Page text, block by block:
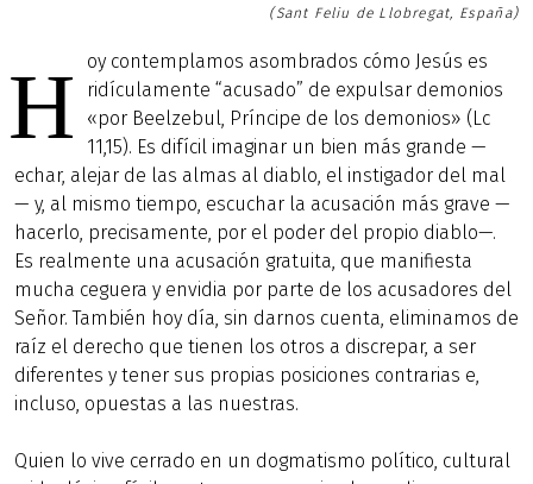
(Sant Feliu de Llobregat, España)
H
oy contemplamos asombrados cómo Jesús es
ridículamente “acusado” de expulsar demonios
«por Beelzebul, Príncipe de los demonios» (Lc
11,15). Es difícil imaginar un bien más grande —
echar, alejar de las almas al diablo, el instigador del mal
— y, al mismo tiempo, escuchar la acusación más grave —
hacerlo, precisamente, por el poder del propio diablo—.
Es realmente una acusación gratuita, que manifiesta
mucha ceguera y envidia por parte de los acusadores del
Señor. También hoy día, sin darnos cuenta, eliminamos de
raíz el derecho que tienen los otros a discrepar, a ser
diferentes y tener sus propias posiciones contrarias e,
incluso, opuestas a las nuestras.
Quien lo vive cerrado en un dogmatismo político, cultural